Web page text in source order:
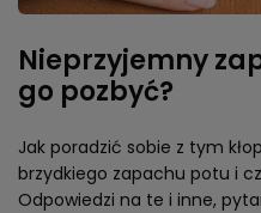
Nieprzyjemny
go pozbyć?
Jak poradzić sobie z tym
brzydkiego zapachu potu i
Odpowiedzi na te i inne,